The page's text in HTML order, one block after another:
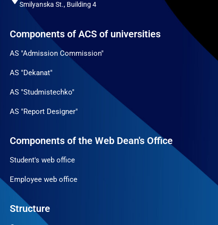
Smilyanska St., Building 4
Components of ACS of universities
AS "Admission Commission"
AS "Dekanat"
AS "Studmistechko"
AS "Report Designer"
Components of the Web Dean's Office
Student's web office
Employee web office
Structure